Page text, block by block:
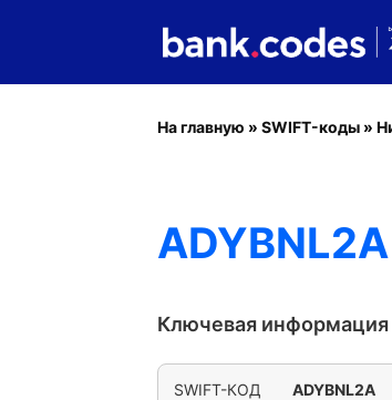
На главную » SWIFT-коды »
Ключевая информация
SWIFT-КОД ADYBNL2A